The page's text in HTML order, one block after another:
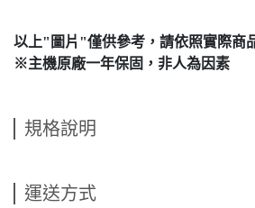
以上"圖片"僅供參考，請依照實際商
※主機原廠一年保固，非人為因素
規格說明
運送方式